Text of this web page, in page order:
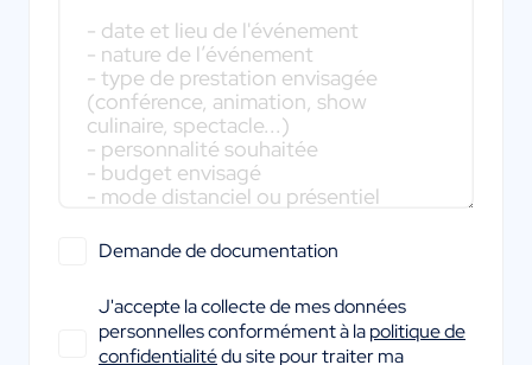
Demande de documentation
J'accepte la collecte de mes données
personnelles conformément à lapolitique de
confidentialitédu site pour traiter ma